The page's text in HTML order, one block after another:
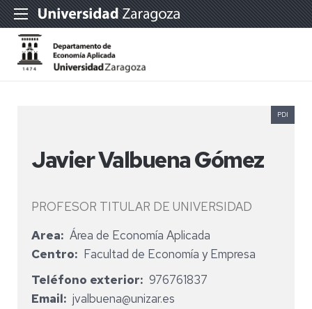
Javier Valbuena Gómez
PROFESOR TITULAR DE UNIVERSIDAD
PDI
Area
Área de Economía Aplicada
Centro
Facultad de Economía y Empresa
Teléfono exterior
976761837
Email
jvalbuena@unizar.es